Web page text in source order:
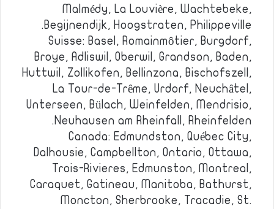
Malmédy, La Louvière, Wachtebeke,
Begijnendijk, Hoogstraten, Philippeville.
Suisse: Basel, Romainmôtier, Burgdorf,
Broye, Adliswil, Oberwil, Grandson, Baden,
Huttwil, Zollikofen, Bellinzona, Bischofszell,
La Tour-de-Trême, Urdorf, Neuchâtel,
Unterseen, Bülach, Weinfelden, Mendrisio,
Neuhausen am Rheinfall, Rheinfelden.
Canada: Edmundston, Québec City,
Dalhousie, Campbellton, Ontario, Ottawa,
Trois-Rivieres, Edmunston, Montreal,
Caraquet, Gatineau, Manitoba, Bathurst,
Moncton, Sherbrooke, Tracadie, St.